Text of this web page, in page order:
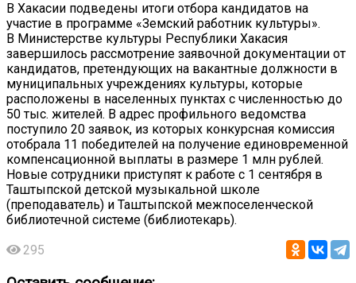
В Хакасии подведены итоги отбора кандидатов на
участие в программе «Земский работник культуры».
В Министерстве культуры Республики Хакасия
завершилось рассмотрение заявочной документации от
кандидатов, претендующих на вакантные должности в
муниципальных учреждениях культуры, которые
расположены в населенных пунктах с численностью до
50 тыс. жителей. В адрес профильного ведомства
поступило 20 заявок, из которых конкурсная комиссия
отобрала 11 победителей на получение единовременной
компенсационной выплаты в размере 1 млн рублей.
Новые сотрудники приступят к работе с 1 сентября в
Таштыпской детской музыкальной школе
(преподаватель) и Таштыпской межпоселенческой
библиотечной системе (библиотекарь).
295